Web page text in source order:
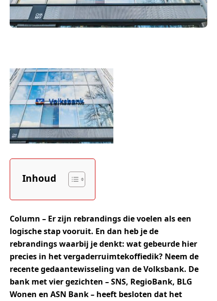
Inhoud
Column – Er zijn rebrandings die voelen als een
logische stap vooruit. En dan heb je de
rebrandings waarbij je denkt: wat gebeurde hier
precies in het vergaderruimtekoffiedik? Neem de
recente gedaantewisseling van de Volksbank. De
bank met vier gezichten – SNS, RegioBank, BLG
Wonen en ASN Bank – heeft besloten dat het